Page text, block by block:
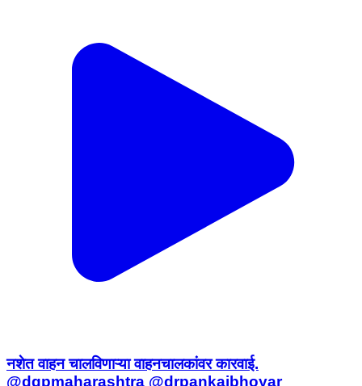
नशेत वाहन चालविणाऱ्या वाहनचालकांवर कारवाई.
@dgpmaharashtra @drpankajbhoyar